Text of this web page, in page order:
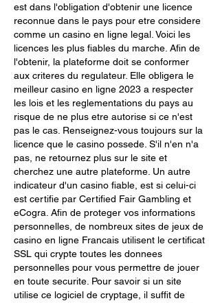
est dans l'obligation d'obtenir une licence
reconnue dans le pays pour etre considere
comme un casino en ligne legal. Voici les
licences les plus fiables du marche. Afin de
l'obtenir, la plateforme doit se conformer
aux criteres du regulateur. Elle obligera le
meilleur casino en ligne 2023 a respecter
les lois et les reglementations du pays au
risque de ne plus etre autorise si ce n'est
pas le cas. Renseignez-vous toujours sur la
licence que le casino possede. S'il n'en n'a
pas, ne retournez plus sur le site et
cherchez une autre plateforme. Un autre
indicateur d'un casino fiable, est si celui-ci
est certifie par Certified Fair Gambling et
eCogra. Afin de proteger vos informations
personnelles, de nombreux sites de jeux de
casino en ligne Francais utilisent le certificat
SSL qui crypte toutes les donnees
personnelles pour vous permettre de jouer
en toute securite. Pour savoir si un site
utilise ce logiciel de cryptage, il suffit de